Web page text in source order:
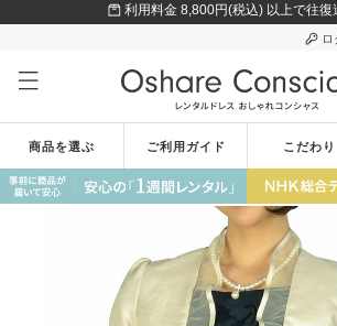
利用料金 8,800円(税込) 以上で往復
ロ
商品を選ぶ ご利用ガイド こだわり